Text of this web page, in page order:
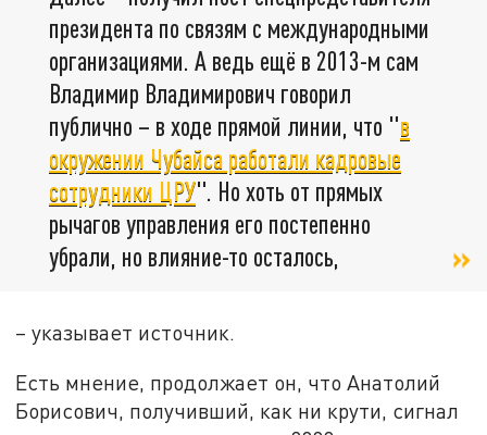
президента по связям с международными
организациями. А ведь ещё в 2013-м сам
Владимир Владимирович говорил
публично – в ходе прямой линии, что "в
окружении Чубайса работали кадровые
сотрудники ЦРУ". Но хоть от прямых
рычагов управления его постепенно
убрали, но влияние-то осталось,
– указывает источник.
Есть мнение, продолжает он, что Анатолий
Борисович, получивший, как ни крути, сигнал